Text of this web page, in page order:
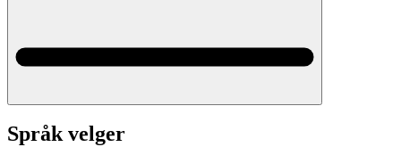
Språk velger